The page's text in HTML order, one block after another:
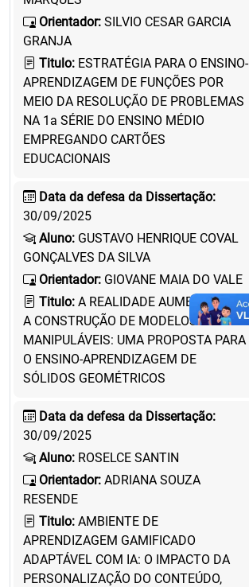
Orientador: SILVIO CESAR GARCIA
GRANJA
Titulo: ESTRATÉGIA PARA O ENSINO-
APRENDIZAGEM DE FUNÇÕES POR
MEIO DA RESOLUÇÃO DE PROBLEMAS
NA 1a SÉRIE DO ENSINO MÉDIO
EMPREGANDO CARTÕES
EDUCACIONAIS
Data da defesa da Dissertação:
30/09/2025
Aluno: GUSTAVO HENRIQUE COVAL
GONÇALVES DA SILVA
Orientador: GIOVANE MAIA DO VALE
Titulo: A REALIDADE AUMENTADA E
A CONSTRUÇÃO DE MODELOS
MANIPULÁVEIS: UMA PROPOSTA PARA
O ENSINO-APRENDIZAGEM DE
SÓLIDOS GEOMÉTRICOS
Data da defesa da Dissertação:
30/09/2025
Aluno: ROSELCE SANTIN
Orientador: ADRIANA SOUZA
RESENDE
Titulo: AMBIENTE DE
APRENDIZAGEM GAMIFICADO
ADAPTÁVEL COM IA: O IMPACTO DA
PERSONALIZAÇÃO DO CONTEÚDO,